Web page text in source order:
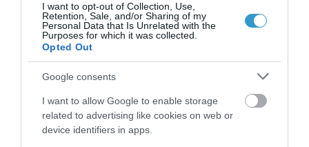
I want to opt-out of Collection, Use,
Retention, Sale, and/or Sharing of my
Personal Data that Is Unrelated with the
Purposes for which it was collected.
Opted Out
Google consents
I want to allow Google to enable storage
related to advertising like cookies on web or
device identifiers in apps.
ΟΡΑΣΗ ΚΑΙ ΑΝΟΙΑ:
ΣΥΜΠΕΡΑΣΜΑ
Συμπερασματικά, είναι ζωτικής
σημασίας να ελέγχετε την όρασή σας
προληπτικά, ειδικά μετά τα 40 έτη, με
ετήσιες εξετάσεις για να διαγνωστούν